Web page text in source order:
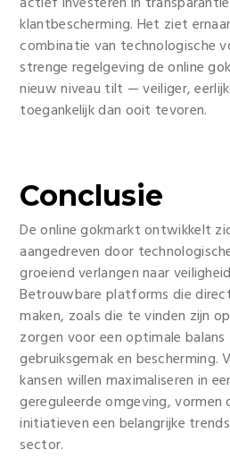
klantbescherming. Het ziet
combinatie van technologische
strenge regelgeving de online
nieuw niveau tilt — veiliger,
toegankelijk dan ooit tevoren.
Conclusie
De online gokmarkt ontwikkelt
aangedreven door
groeiend verlangen naar
Betrouwbare platforms die
maken, zoals die te vinden zijn
zorgen voor een optimale balans
gebruiksgemak en bescherming.
kansen willen maximaliseren in
gereguleerde omgeving, vormen
initiatieven een belangrijke
sector.